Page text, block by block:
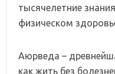
тысячелетние
физическом
Аюрведа –
как жить без